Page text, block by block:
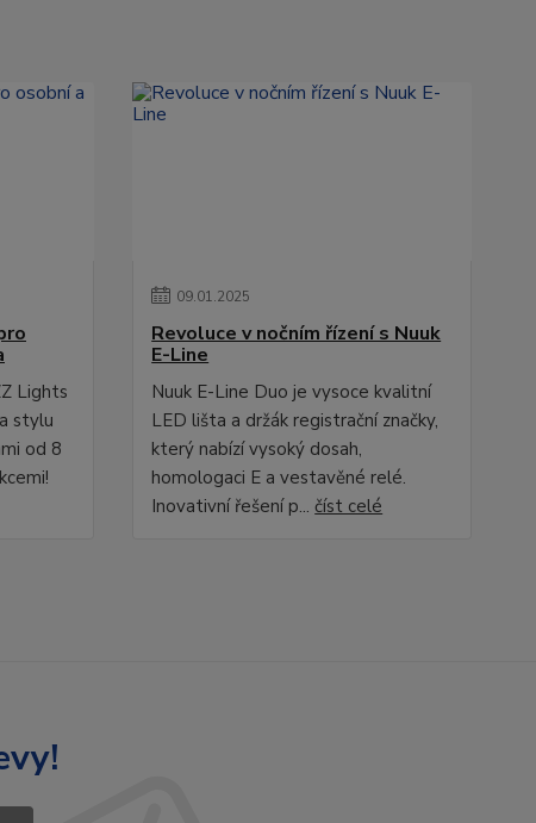
Lights
stylu
od 8
09.01.2025
Revoluce v nočním řízení s Nuuk
E-Line
Nuuk E-Line Duo je vysoce kvalitní
LED lišta a držák registrační značky,
který nabízí vysoký dosah,
homologaci E a vestavěné relé.
Inovativní řešení p...číst celé